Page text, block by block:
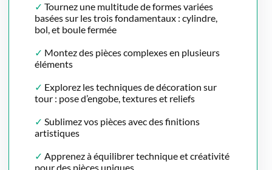
✓ Tournez une multitude de formes variées
basées sur les trois fondamentaux : cylindre,
bol, et boule fermée
✓ Montez des pièces complexes en plusieurs
éléments
✓ Explorez les techniques de décoration sur
tour : pose d’engobe, textures et reliefs
✓ Sublimez vos pièces avec des finitions
artistiques
✓ Apprenez à équilibrer technique et créativité
pour des pièces uniques